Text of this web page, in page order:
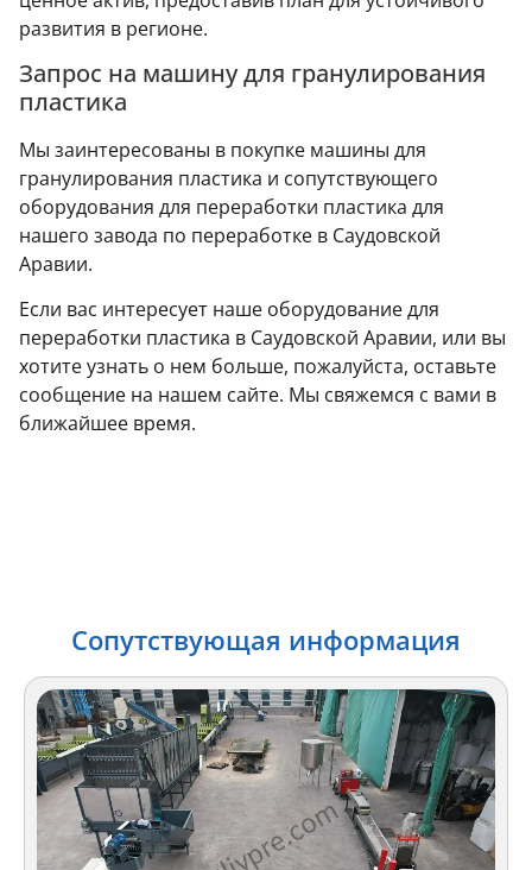
развития в регионе.
Запрос на машину для гранулирования
пластика
Мы заинтересованы в покупке машины для
гранулирования пластика и сопутствующего
оборудования для переработки пластика для
нашего завода по переработке в Саудовской
Аравии.
Если вас интересует наше оборудование для
переработки пластика в Саудовской Аравии, или вы
хотите узнать о нем больше, пожалуйста, оставьте
сообщение на нашем сайте. Мы свяжемся с вами в
ближайшее время.
Сопутствующая информация